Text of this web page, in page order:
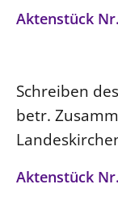
Aktenstück
Schreiben
betr.
Aktenstück